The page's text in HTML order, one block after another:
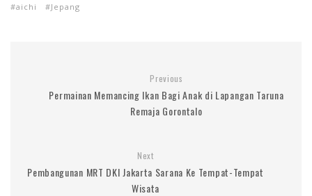
aichi Jepang
Previous
Permainan Memancing Ikan Bagi Anak di Lapangan Taruna
Remaja Gorontalo
Next
Pembangunan MRT DKI Jakarta Sarana Ke Tempat-Tempat
Wisata